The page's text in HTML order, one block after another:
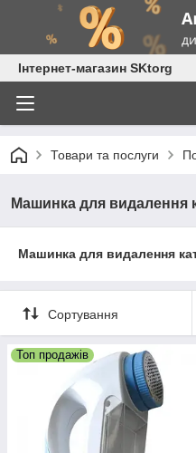
Інтернет-магазин SKtorg
Товари та послуги
Машинка для видалення
Машинка для видалення
Сортування
Топ продажів